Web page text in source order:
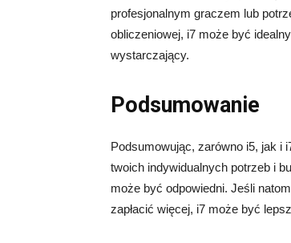
profesjonalnym graczem lub
obliczeniowej, i7 może być
wystarczający.
Podsumowanie
Podsumowując, zarówno i5, jak i
twoich indywidualnych potrzeb i
może być odpowiedni. Jeśli
zapłacić więcej, i7 może być